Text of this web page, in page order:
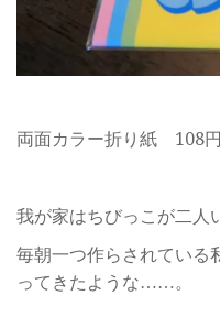
両面カラー折り紙 108円
我が家はちびっこが二人
毎朝一つ作らされている
ってきたような……。